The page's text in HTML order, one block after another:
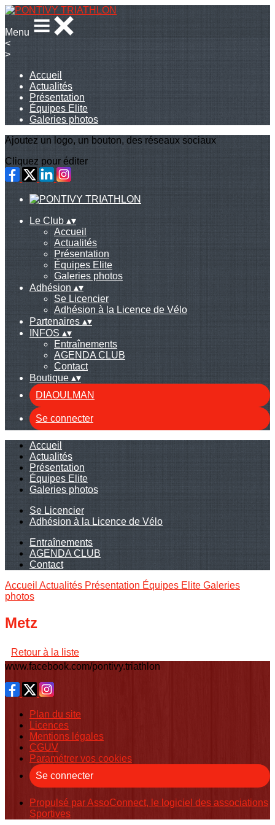
Menu
<
>
Accueil
Actualités
Présentation
Équipes Elite
Galeries photos
Ajoutez un logo, un bouton, des réseaux sociaux
Cliquez pour éditer
Le Club ▴▾
Accueil
Actualités
Présentation
Équipes Elite
Galeries photos
Adhésion ▴▾
Se Licencier
Adhésion à la Licence de Vélo
Partenaires ▴▾
INFOS ▴▾
Entraînements
AGENDA CLUB
Contact
Boutique ▴▾
DIAOULMAN
Se connecter
Accueil
Actualités
Présentation
Équipes Elite
Galeries photos
Se Licencier
Adhésion à la Licence de Vélo
Entraînements
AGENDA CLUB
Contact
Accueil Actualités Présentation Équipes Elite Galeries
photos
Metz
Retour à la liste
www.facebook.com/pontivy.triathlon
Plan du site
Licences
Mentions légales
CGUV
Paramétrer vos cookies
Se connecter
Propulsé par AssoConnect, le logiciel des associations
Sportives